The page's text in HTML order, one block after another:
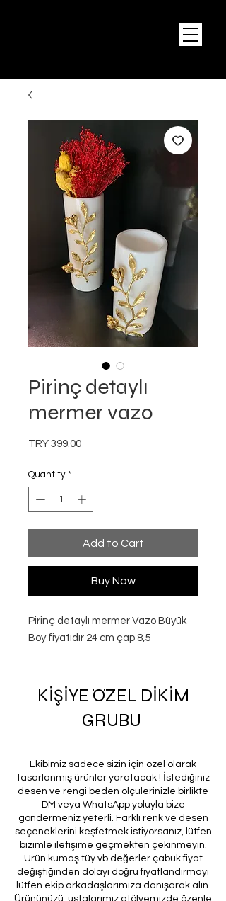
Pirinç detaylı
mermer vazo
TRY 399.00Price
Quantity *
Add to Cart
Buy Now
Pirinç detaylı mermer Vazo Büyük
Boy fiyatıdır 24 cm çap 8,5
KİŞİYE ÖZEL DİKİM
GRUBU
Ekibimiz sadece sizin için özel olarak
tasarlanmış ürünler yaratacak ! İstediğiniz
desen ve rengi beden ölçülerinizle birlikte
DM veya WhatsApp yoluyla bize
göndermeniz yeterli. Farklı renk ve desen
seçeneklerini keşfetmek istiyorsanız, lütfen
bizimle iletişime geçmekten çekinmeyin.
Ürün kumaş tüy vb değerler çabuk fiyat
değiştiğinden dolayı doğru fiyatlandırmayı
lütfen ekip arkadaşlarımıza danışarak alın.
Ürününüzü ustalarımız atölyemizde özenle